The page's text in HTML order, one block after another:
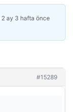
2 ay 3 hafta önce
#15289